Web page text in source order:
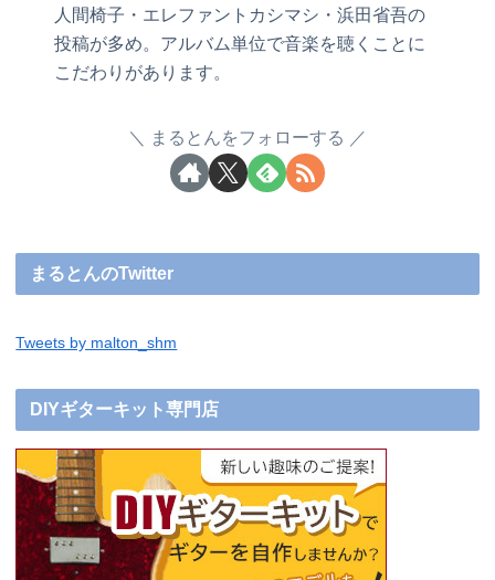
人間椅子・エレファントカシマシ・浜田省吾の
投稿が多め。アルバム単位で音楽を聴くことに
こだわりがあります。
まるとんをフォローする
まるとんのTwitter
Tweets by malton_shm
DIYギターキット専門店